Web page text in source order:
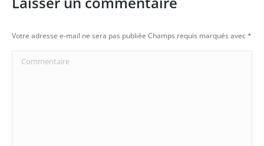
Votre adresse e-mail ne sera pas publiée Champs requis marqués avec*
Commentaire